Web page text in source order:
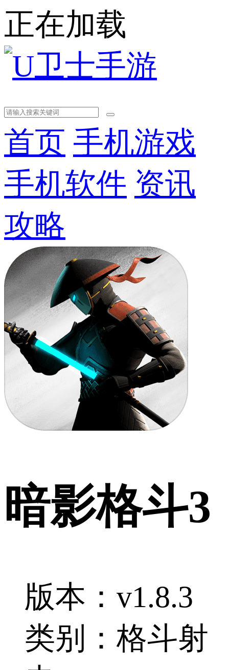
正在加载
首页 手机游戏
手机软件 资讯
攻略
暗影格斗3
版本：v1.8.3
类别：格斗射